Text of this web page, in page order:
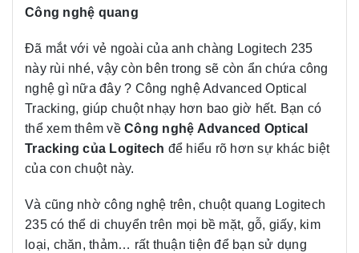
Công nghệ quang
Đã mắt với vẻ ngoài của anh chàng Logitech 235
này rùi nhé, vậy còn bên trong sẽ còn ẩn chứa công
nghệ gì nữa đây ? Công nghệ Advanced Optical
Tracking, giúp chuột nhạy hơn bao giờ hết. Bạn có
thể xem thêm về Công nghệ Advanced Optical
Tracking của Logitech để hiểu rõ hơn sự khác biệt
của con chuột này.
Và cũng nhờ công nghệ trên, chuột quang Logitech
235 có thể di chuyển trên mọi bề mặt, gỗ, giấy, kim
loại, chăn, thảm… rất thuận tiện để bạn sử dụng